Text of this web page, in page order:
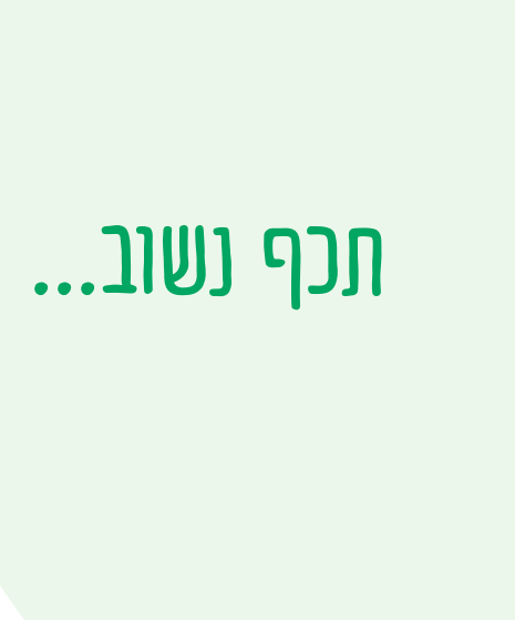
תכף נשוב...